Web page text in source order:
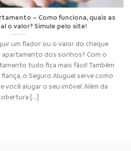
– Como funciona, quais as
o valor? Simule pelo site!
um fiador ou o valor do cheque
apartamento dos sonhos? Com o
tudo fica mais fácil! Também
o Seguro Aluguel serve como
você alugar o seu imóvel. Além da
[...]